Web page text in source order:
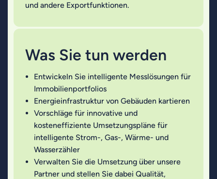
und andere Exportfunktionen.
Was Sie tun werden
Entwickeln Sie intelligente Messlösungen für
Immobilienportfolios
Energieinfrastruktur von Gebäuden kartieren
Vorschläge für innovative und
kosteneffiziente Umsetzungspläne für
intelligente Strom-, Gas-, Wärme- und
Wasserzähler
Verwalten Sie die Umsetzung über unsere
Partner und stellen Sie dabei Qualität,